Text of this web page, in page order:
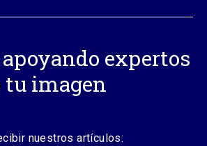
expertos
imagen
nuestros artículos: